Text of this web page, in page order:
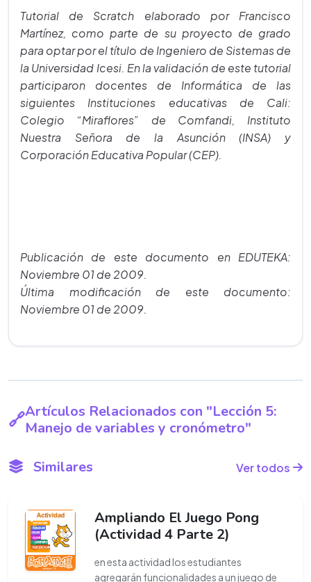
Tutorial de Scratch elaborado por Francisco
Martínez, como parte de su proyecto de grado
para optar por el título de Ingeniero de Sistemas de
la Universidad Icesi. En la validación de este tutorial
participaron docentes de Informática de las
siguientes Instituciones educativas de Cali:
Colegio “Miraflores” de Comfandi, Instituto
Nuestra Señora de la Asunción (INSA) y
Corporación Educativa Popular (CEP).
Publicación de este documento en EDUTEKA:
Noviembre 01 de 2009.
Última modificación de este documento:
Noviembre 01 de 2009.
Artículos Relacionados con "Lección 5:
Manejo de variables y cronómetro"
Similares Ver todos
Ampliando El Juego Pong
(Actividad 4 Parte 2)
en esta actividad los estudiantes
agregarán funcionalidades a un juego de